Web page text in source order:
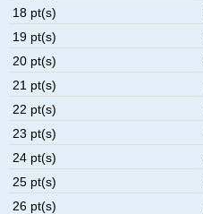
18 pt(s)
19 pt(s)
20 pt(s)
21 pt(s)
22 pt(s)
23 pt(s)
24 pt(s)
25 pt(s)
26 pt(s)